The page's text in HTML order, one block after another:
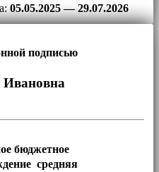
05.05.2025 — 29.07.2026
подписью
бюджетное
средняя